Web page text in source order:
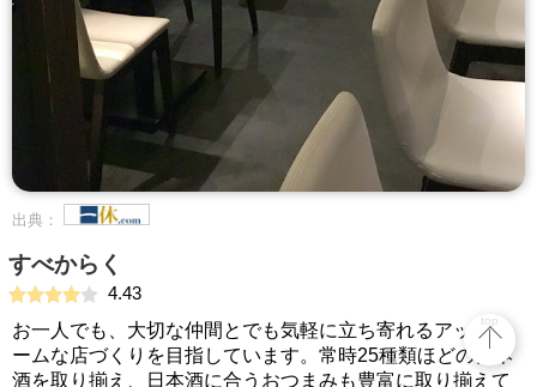
出典：
すべからく
4.43
お一人でも、大切な仲間とでも気軽に立ち寄れるアットホ
ームな店づくりを目指しています。常時25種類ほどの日本
酒を取り揃え、日本酒に合うおつまみも豊富に取り揃えて
top